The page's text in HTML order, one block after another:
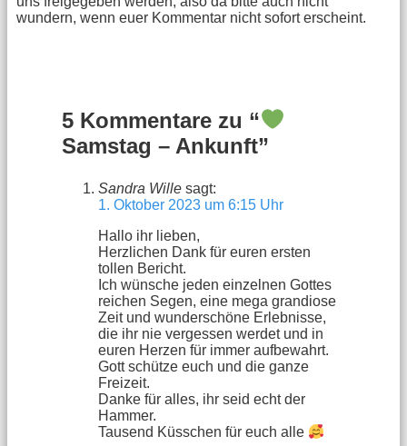
wundern, wenn euer Kommentar nicht sofort erscheint.
5 Kommentare zu “
Samstag – Ankunft”
Sandra Wille sagt:
1. Oktober 2023 um 6:15 Uhr
Hallo ihr lieben,
Herzlichen Dank für euren ersten
tollen Bericht.
Ich wünsche jeden einzelnen Gottes
reichen Segen, eine mega grandiose
Zeit und wunderschöne Erlebnisse,
die ihr nie vergessen werdet und in
euren Herzen für immer aufbewahrt.
Gott schütze euch und die ganze
Freizeit.
Danke für alles, ihr seid echt der
Hammer.
Tausend Küsschen für euch alle